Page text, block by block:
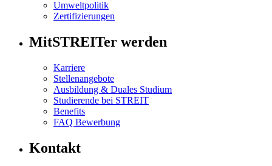
Umweltpolitik
Zertifizierungen
MitSTREITer werden
Karriere
Stellenangebote
Ausbildung & Duales Studium
Studierende bei STREIT
Benefits
FAQ Bewerbung
Kontakt